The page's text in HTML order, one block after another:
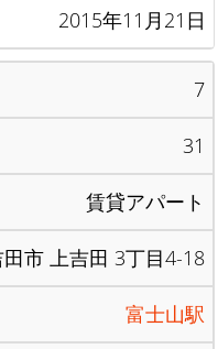
2015年11月21日
7
31
賃貸アパート
市 上吉田 3丁目4-18
富士山駅